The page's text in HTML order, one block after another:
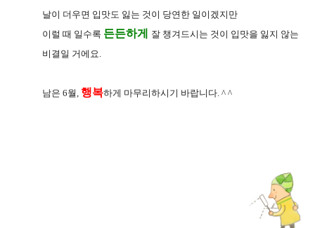
날이 더우면 입맛도 잃는 것이 당연한 일이겠지만
이럴 때 일수록 든든하게
잘 챙겨드시는 것이 입맛을 잃지 않는
비결일 거에요.
남은 6월, 행복하게 마무리하시기 바랍니다. ^ ^